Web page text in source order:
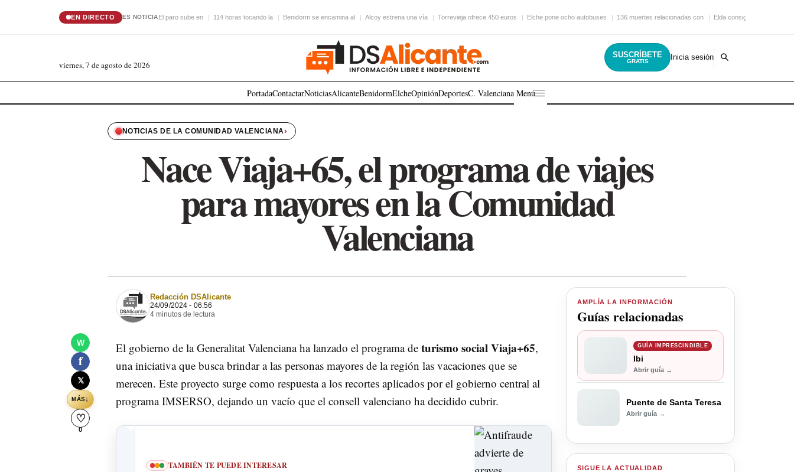
EN DIRECTO ES NOTICIAEl paro sube en 114 horas tocando la Benidorm se encamina al Alcoy estrena una vía Torrevieja ofrece 450 euros Elche pone ocho autobuses 136 muertes relacionadas con Elda consigue una nueva
viernes, 7 de agosto de 2026
SUSCRÍBETE
GRATIS Inicia sesión
PortadaContactarNoticiasAlicanteBenidormElcheOpiniónDeportesC. Valenciana Menú
NOTICIAS DE LA COMUNIDAD VALENCIANA›
Nace Viaja+65, el programa de viajes
para mayores en la Comunidad
Valenciana
W
f
𝕏
MÁS↓
♡
0
Redacción DSAlicante
24/09/2024 - 06:56
4 minutos de lectura
El gobierno de la Generalitat Valenciana ha lanzado el programa de turismo social Viaja+65,
una iniciativa que busca brindar a las personas mayores de la región las vacaciones que se
merecen. Este proyecto surge como respuesta a los recortes aplicados por el gobierno central al
programa IMSERSO, dejando un vacío que el consell valenciano ha decidido cubrir.
TAMBIÉN TE PUEDE INTERESAR
AMPLÍA LA INFORMACIÓN
Guías relacionadas
GUÍA IMPRESCINDIBLE
Ibi
Abrir guía →
Puente de Santa Teresa
Abrir guía →
SIGUE LA ACTUALIDAD